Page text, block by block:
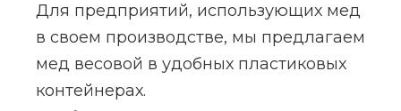
Для предприятий, использующих мед
в своем производстве, мы предлагаем
мед весовой в удобных пластиковых
контейнерах.